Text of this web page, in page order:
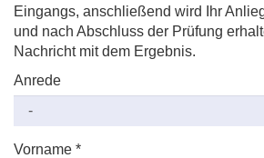
Eingangs, anschließend wird Ihr
und nach Abschluss der Prüfung
Nachricht mit dem Ergebnis.
Anrede
Vorname *